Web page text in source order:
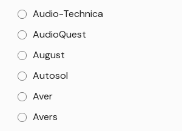
Audio-Technica
AudioQuest
August
Autosol
Aver
Avers